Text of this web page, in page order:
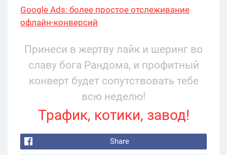
Google Ads: более простое отслеживание
офлайн-конверсий
Принеси в жертву лайк и шеринг во
славу бога Рандома, и профитный
конверт будет сопутствовать тебе
всю неделю!
Трафик, котики, завод!
Share